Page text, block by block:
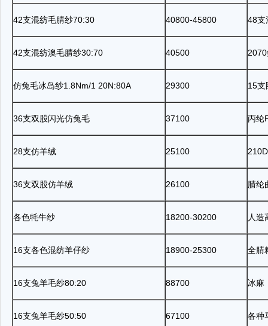
42支混纺毛腈纱70:30 40800-45800 48支
42支混纺澳毛腈纱30:70 40500 2070
仿兔毛冰岛纱1.8Nm/1 20N:80A 29300 15支
36支双股闪光仿兔毛 37100 丙纶
28支仿羊绒 25100
36支双股仿羊绒 26100 腈纶
各色牦牛纱 18200-30200 人造
16支各色混纺羊仔纱 18900-25300 全腈
16支兔羊毛纱80:20 88700 冰麻
16支兔羊毛纱50:50 67100 各种